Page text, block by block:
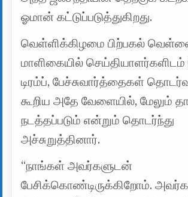
ஓமான் கட்டுப்படுத்துகிறது.
வெள்ளிக்கிழமை பிற்பகல்
மாளிகையில் செய்தியாளர்களிடம்
டிரம்ப், பேச்சுவார்த்தைகள்
கூறிய அதே வேளையில், மேலும்
நடத்தப்படும் என்றும் தொடர்ந்து
அச்சுறுத்தினார்.
“நாங்கள் அவர்களுடன்
பேசிக்கொண்டிருக்கிறோம்.